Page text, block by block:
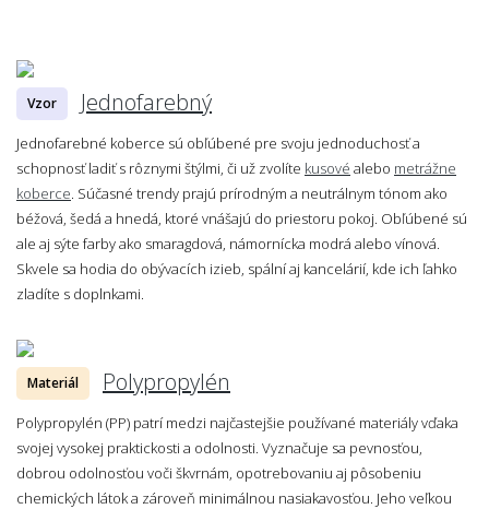
Vzor Jednofarebný
Jednofarebné koberce sú obľúbené pre svoju jednoduchosť a
schopnosť ladiť s rôznymi štýlmi, či už zvolíte kusové alebo metrážne
koberce. Súčasné trendy prajú prírodným a neutrálnym tónom ako
béžová, šedá a hnedá, ktoré vnášajú do priestoru pokoj. Obľúbené sú
ale aj sýte farby ako smaragdová, námornícka modrá alebo vínová.
Skvele sa hodia do obývacích izieb, spální aj kancelárií, kde ich ľahko
zladíte s doplnkami.
Materiál Polypropylén
Polypropylén (PP) patrí medzi najčastejšie používané materiály vďaka
svojej vysokej praktickosti a odolnosti. Vyznačuje sa pevnosťou,
dobrou odolnosťou voči škvrnám, opotrebovaniu aj pôsobeniu
chemických látok a zároveň minimálnou nasiakavosťou. Jeho veľkou